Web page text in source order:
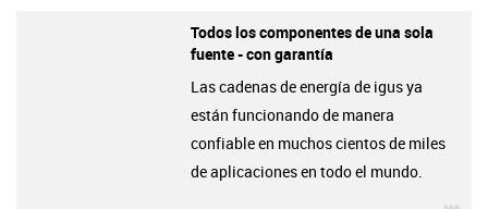
Todos los componentes de una sola
fuente - con garantía
Las cadenas de energía de igus ya
están funcionando de manera
confiable en muchos cientos de miles
de aplicaciones en todo el mundo.